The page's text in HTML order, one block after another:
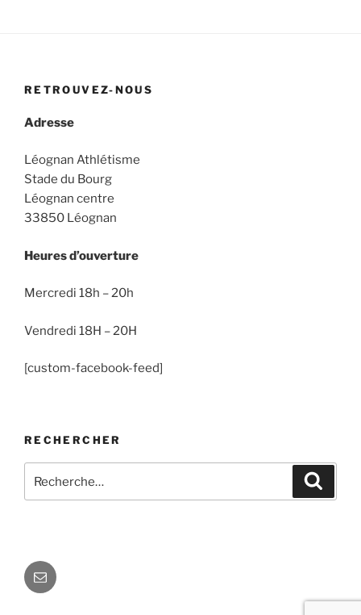
RETROUVEZ-NOUS
Adresse
Léognan Athlétisme
Stade du Bourg
Léognan centre
33850 Léognan
Heures d’ouverture
Mercredi 18h – 20h
Vendredi 18H – 20H
[custom-facebook-feed]
RECHERCHER
pour
E-
mail